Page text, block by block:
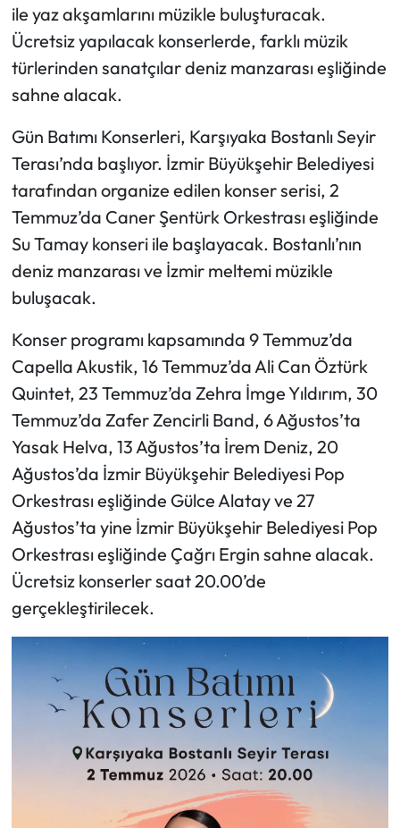
ile yaz akşamlarını müzikle buluşturacak.
Ücretsiz yapılacak konserlerde, farklı müzik
türlerinden sanatçılar deniz manzarası eşliğinde
sahne alacak.
Gün Batımı Konserleri, Karşıyaka Bostanlı Seyir
Terası’nda başlıyor. İzmir Büyükşehir Belediyesi
tarafından organize edilen konser serisi, 2
Temmuz’da Caner Şentürk Orkestrası eşliğinde
Su Tamay konseri ile başlayacak. Bostanlı’nın
deniz manzarası ve İzmir meltemi müzikle
buluşacak.
Konser programı kapsamında 9 Temmuz’da
Capella Akustik, 16 Temmuz’da Ali Can Öztürk
Quintet, 23 Temmuz’da Zehra İmge Yıldırım, 30
Temmuz’da Zafer Zencirli Band, 6 Ağustos’ta
Yasak Helva, 13 Ağustos’ta İrem Deniz, 20
Ağustos’da İzmir Büyükşehir Belediyesi Pop
Orkestrası eşliğinde Gülce Alatay ve 27
Ağustos’ta yine İzmir Büyükşehir Belediyesi Pop
Orkestrası eşliğinde Çağrı Ergin sahne alacak.
Ücretsiz konserler saat 20.00’de
gerçekleştirilecek.